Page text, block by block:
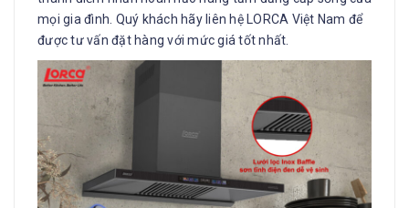
mọi gia đình. Quý khách hãy liên hệ LORCA Việt Nam để
được tư vấn đặt hàng với mức giá tốt nhất.